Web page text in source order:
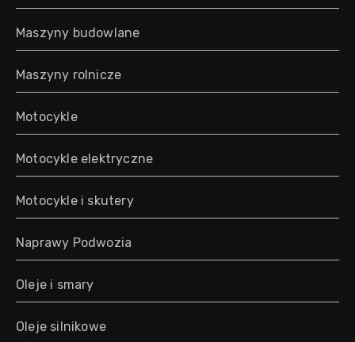
Maszyny budowlane
Maszyny rolnicze
Motocykle
Motocykle elektryczne
Motocykle i skutery
Naprawy Podwozia
Oleje i smary
Oleje silnikowe